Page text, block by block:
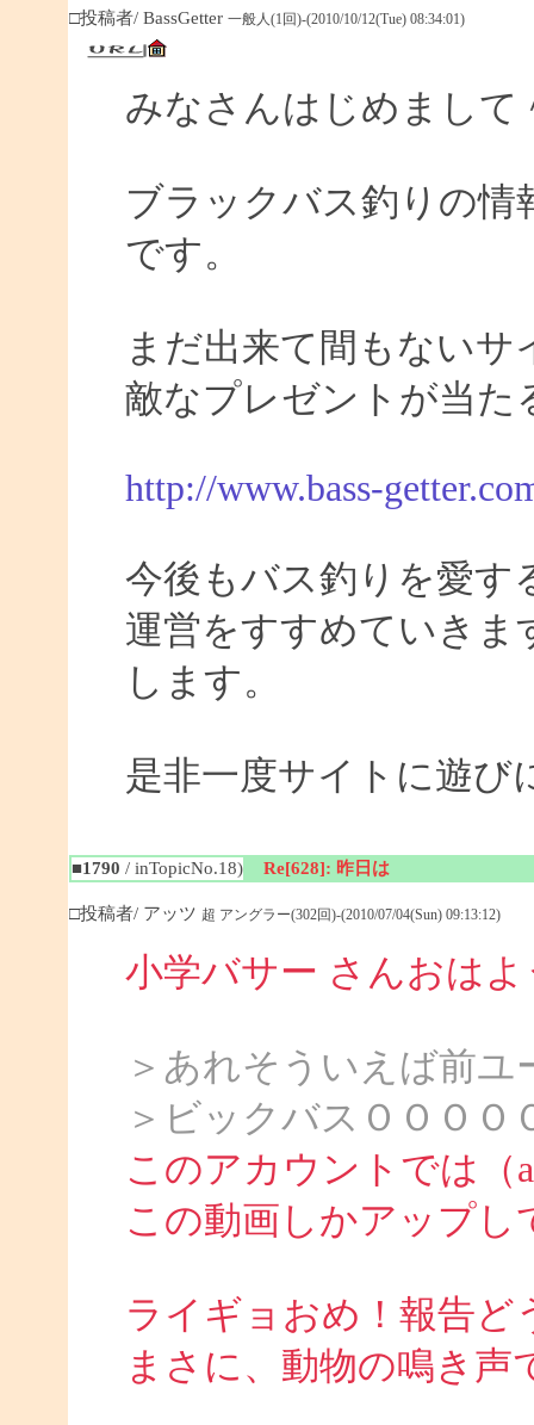
□投稿者/ BassGetter 一般人(1回)-(2010/10/12(Tue) 08:34:01)
みなさんはじめまして
ブラックバス釣りの情
です。
まだ出来て間もないサ
敵なプレゼントが当た
http://www.bass-
今後もバス釣りを愛す
運営をすすめていきま
します。
是非一度サイトに遊び
■1790 / inTopicNo.18) Re[628]: 昨日は
□投稿者/ アッツ 超 アングラー(302回)-(2010/07/04(Sun) 09:13:12)
小学バサー さんおは
＞あれそういえば前
＞ビックバスＯＯＯ
このアカウントでは（
この動画しかアップし
ライギョおめ！報告ど
まさに、動物の鳴き声